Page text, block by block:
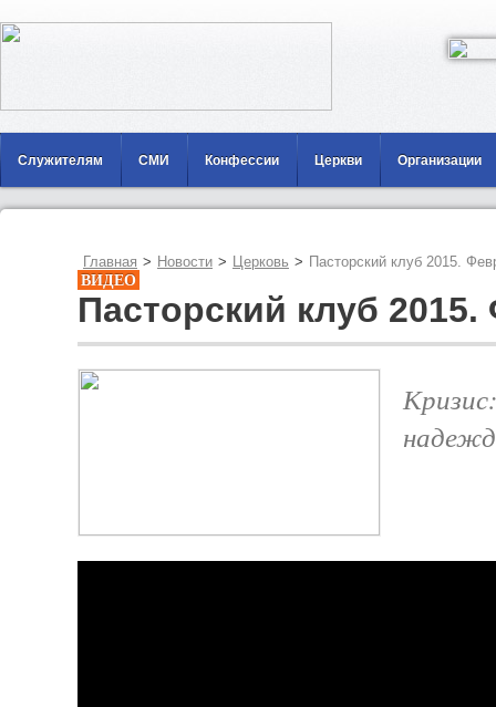
Служителям СМИ Конфессии Церкви Организации
Главная > Новости > Церковь > Пасторский клуб 2015.
ВИДЕО
Пасторский клуб